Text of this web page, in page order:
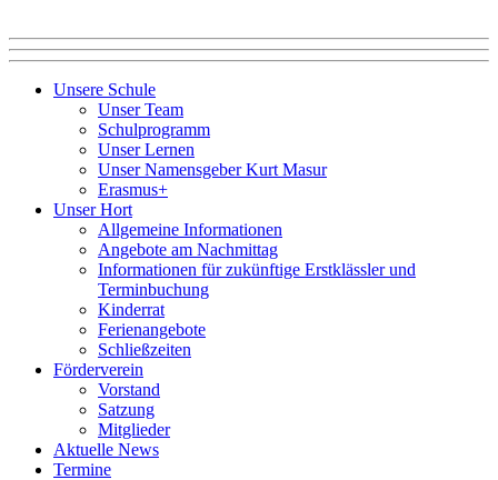
Unsere Schule
Unser Team
Schulprogramm
Unser Lernen
Unser Namensgeber Kurt Masur
Erasmus+
Unser Hort
Allgemeine Informationen
Angebote am Nachmittag
Informationen für zukünftige Erstklässler und
Terminbuchung
Kinderrat
Ferienangebote
Schließzeiten
Förderverein
Vorstand
Satzung
Mitglieder
Aktuelle News
Termine